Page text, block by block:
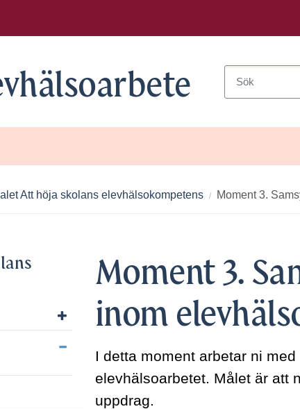
Att höja skolans elevhälsokompetens Moment 3.
Visa/dölj undersidor till Organisera
Moment 3.
inom
I detta moment arbetar ni
elevhälsoarbetet. Målet är att
uppdrag.